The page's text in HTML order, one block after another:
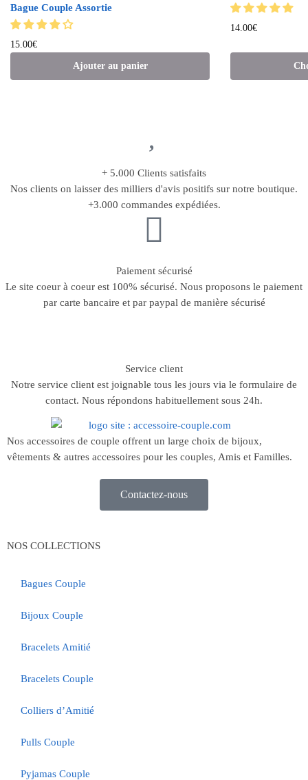
Bague Couple Assortie
15.00€
Ajouter au panier
14.00€
+ 5.000 Clients satisfaits
Nos clients on laisser des milliers d'avis positifs sur notre boutique.
+3.000 commandes expédiées.
Paiement sécurisé
Le site coeur à coeur est 100% sécurisé. Nous proposons le paiement
par carte bancaire et par paypal de manière sécurisé
Service client
Notre service client est joignable tous les jours via le formulaire de
contact. Nous répondons habituellement sous 24h.
Nos accessoires de couple offrent un large choix de bijoux,
vêtements & autres accessoires pour les couples, Amis et Familles.
Contactez-nous
NOS COLLECTIONS
Bagues Couple
Bijoux Couple
Bracelets Amitié
Bracelets Couple
Colliers d’Amitié
Pulls Couple
Pyjamas Couple